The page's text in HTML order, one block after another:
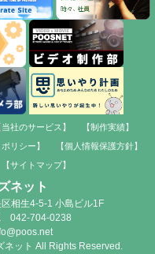
当社のサービス】
【制作実績】
ポリシー】
【個人情報保護方針】
【サイトマップ】
ネット
相生4-5-1 小島ビル1F
042-704-0238
ット All Rights Reserved.